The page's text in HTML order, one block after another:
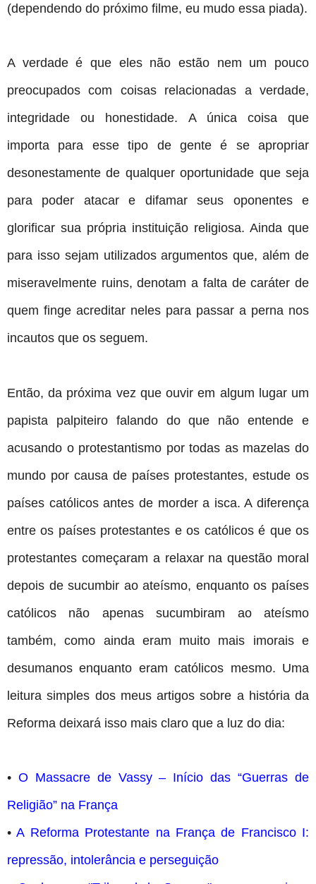
(dependendo do próximo filme, eu mudo essa piada).
A verdade é que eles não estão nem um pouco
preocupados com coisas relacionadas a verdade,
integridade ou honestidade. A única coisa que
importa para esse tipo de gente é se apropriar
desonestamente de qualquer oportunidade que seja
para poder atacar e difamar seus oponentes e
glorificar sua própria instituição religiosa. Ainda que
para isso sejam utilizados argumentos que, além de
miseravelmente ruins, denotam a falta de caráter de
quem finge acreditar neles para passar a perna nos
incautos que os seguem.
Então, da próxima vez que ouvir em algum lugar um
papista palpiteiro falando do que não entende e
acusando o protestantismo por todas as mazelas do
mundo por causa de países protestantes, estude os
países católicos antes de morder a isca. A diferença
entre os países protestantes e os católicos é que os
protestantes começaram a relaxar na questão moral
depois de sucumbir ao ateísmo, enquanto os países
católicos não apenas sucumbiram ao ateísmo
também, como ainda eram muito mais imorais e
desumanos enquanto eram católicos mesmo. Uma
leitura simples dos meus artigos sobre a história da
Reforma deixará isso mais claro que a luz do dia:
• O Massacre de Vassy – Início das “Guerras de
Religião” na França
•A Reforma Protestante na França de Francisco I:
repressão, intolerância e perseguição